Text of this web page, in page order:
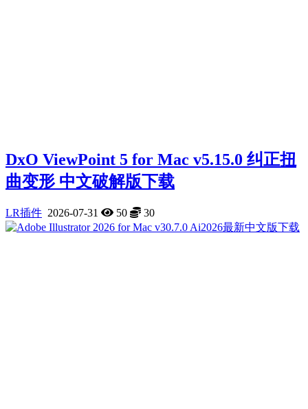
DxO ViewPoint 5 for Mac v5.15.0 纠正扭
曲变形 中文破解版下载
LR插件 2026-07-31 50 30